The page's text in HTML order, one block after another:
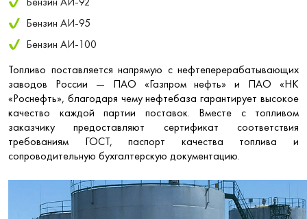
Бензин АИ-95
Бензин АИ-100
Топливо поставляется напрямую с нефтеперерабатывающих
заводов России — ПАО «Газпром нефть» и ПАО «НК
«Роснефть», благодаря чему нефтебаза гарантирует высокое
качество каждой партии поставок. Вместе с топливом
заказчику предоставляют сертификат соответствия
требованиям ГОСТ, паспорт качества топлива и
сопроводительную бухгалтерскую документацию.